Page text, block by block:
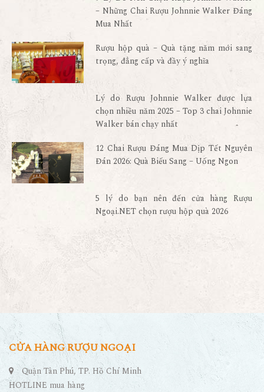
– Những Chai Rượu Johnnie Walker Đáng
Mua Nhất
Rượu hộp quà – Quà tặng năm mới sang
trọng, đẳng cấp và đầy ý nghĩa
Lý do Rượu Johnnie Walker được lựa
chọn nhiều năm 2025 – Top 3 chai Johnnie
Walker bán chạy nhất
12 Chai Rượu Đáng Mua Dịp Tết Nguyên
Đán 2026: Quà Biếu Sang – Uống Ngon
5 lý do bạn nên đến cửa hàng Rượu
Ngoại.NET chọn rượu hộp quà 2026
CỬA HÀNG RƯỢU NGOẠI
Quận Tân Phú, TP. Hồ Chí Minh
HOTLINE mua hàng